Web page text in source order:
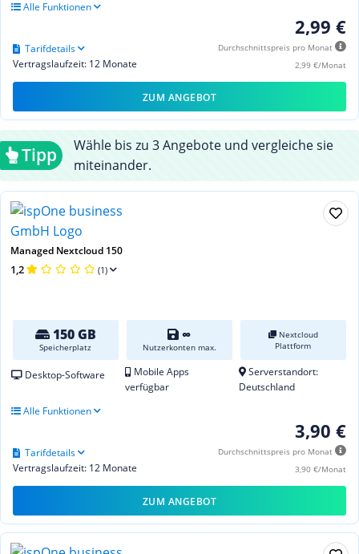
Alle Funktionen
2,99 €
Durchschnittspreis pro Monat
2,99 €/Monat
Vertragslaufzeit: 12 Monate
Tarifdetails
ZUM ANGEBOT
Tipp
Wähle bis zu 3 Angebote und vergleiche sie
miteinander.
Managed Nextcloud 150
1,2 (1)
150 GB
Speicherplatz
∞
Nutzerkonten max.
Nextcloud
Plattform
Desktop-Software
Mobile Apps
verfügbar
Serverstandort:
Deutschland
Alle Funktionen
3,90 €
Durchschnittspreis pro Monat
3,90 €/Monat
Vertragslaufzeit: 12 Monate
Tarifdetails
ZUM ANGEBOT